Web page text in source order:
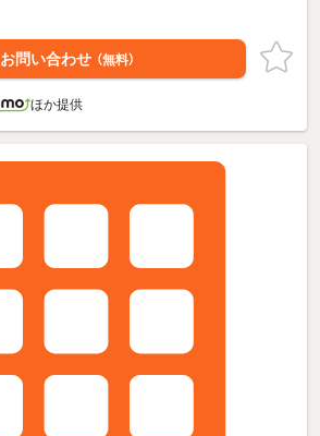
お問い合わせ （無料）
ほか提供